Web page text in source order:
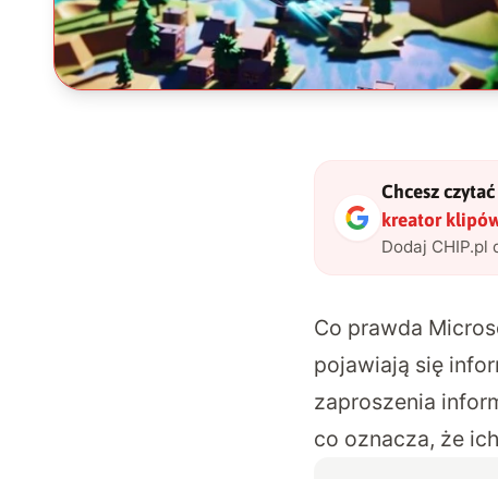
Chcesz
kreator
Dodaj CHIP.pl
Co prawda
pojawiają się
zaproszenia
co oznacza, że